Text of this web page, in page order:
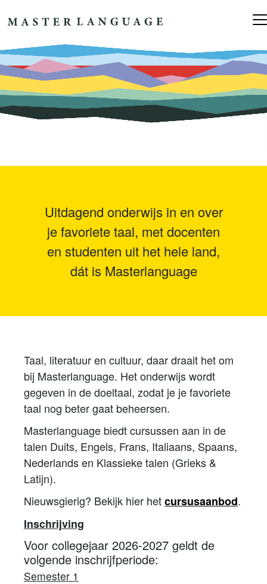
Hoofdnavigatie
Uitdagend onderwijs in en over
je favoriete taal, met docenten
en studenten uit het hele land,
dát is Masterlanguage
Taal, literatuur en cultuur, daar draait het om
bij Masterlanguage. Het onderwijs wordt
gegeven in de doeltaal, zodat je je favoriete
taal nog beter gaat beheersen.
Masterlanguage biedt cursussen aan in de
talen Duits, Engels, Frans, Italiaans, Spaans,
Nederlands en Klassieke talen (Grieks &
Latijn).
Nieuwsgierig? Bekijk hier hetcursusaanbod.
Inschrijving
Voor collegejaar 2026-2027 geldt de
volgende inschrijfperiode:
Semester 1